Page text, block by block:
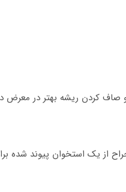
صاف کردن ریشه بهتر در معرض
از یک استخوان پیوند شده